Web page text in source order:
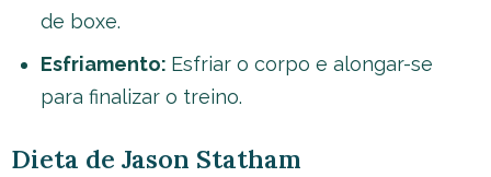
de boxe.
Esfriamento: Esfriar o corpo e alongar-se
para finalizar o treino.
Dieta de Jason Statham